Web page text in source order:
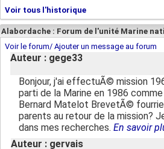
Voir tous l'historique
Alabordache : Forum de l'unité Marine
Voir le forum/ Ajouter un message au forum
Auteur : gege33
Bonjour, j'ai effectuÃ© mission
parti de la Marine en 1986
Bernard Matelot BrevetÃ©
parents au retour de la mission?
dans mes recherches. En savoir
Auteur : gervais